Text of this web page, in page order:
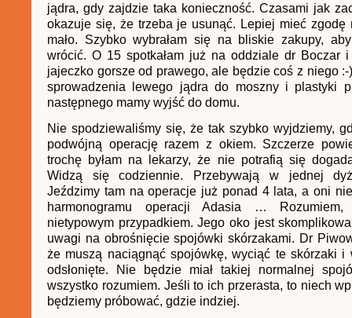
jądra, gdy zajdzie taka konieczność. Czasami jak
okazuje się, że trzeba je usunąć. Lepiej mieć zgodę
mało. Szybko wybrałam się na bliskie zakupy,
wrócić. O 15 spotkałam już na oddziale dr Boczar i
jajeczko gorsze od prawego, ale będzie coś z niego
sprowadzenia lewego jądra do moszny i plastyki
następnego mamy wyjść do domu.
Nie spodziewaliśmy się, że tak szybko wyjdziemy,
podwójną operację razem z okiem. Szczerze
trochę byłam na lekarzy, że nie potrafią się
Widzą się codziennie. Przebywają w jednej
Jeździmy tam na operacje już ponad 4 lata, a oni
harmonogramu operacji Adasia …
nietypowym przypadkiem. Jego oko jest
uwagi na obrośnięcie spojówki skórzakami. Dr
że muszą naciągnąć spojówkę, wyciąć te skórzaki i
odsłonięte. Nie będzie miał takiej normalnej
wszystko rozumiem. Jeśli to ich przerasta, to niech
będziemy próbować, gdzie indziej.